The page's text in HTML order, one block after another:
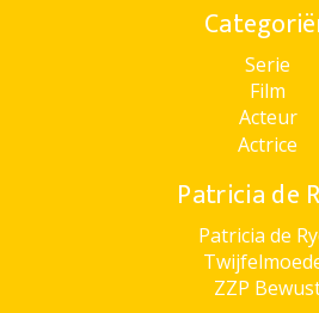
Serie
Film
Acteur
Actrice
Patricia de
Patricia de
ZZP